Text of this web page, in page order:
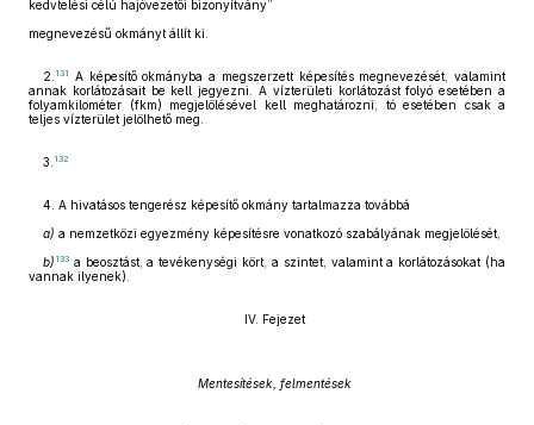
kedvtelési célú hajóvezetői bizonyítvány”
megnevezésű okmányt állít ki.
2. 131
A képesítő okmányba a megszerzett képesítés megnevezését, valamint
annak korlátozásait be kell jegyezni. A vízterületi korlátozást folyó esetében a
folyamkilométer (fkm) megjelölésével kell meghatározni, tó esetében csak a
teljes vízterület jelölhető meg.
3. 132
4. A hivatásos tengerész képesítő okmány tartalmazza továbbá
a) a nemzetközi egyezmény képesítésre vonatkozó szabályának megjelölését,
b) 133 a beosztást, a tevékenységi kört, a szintet, valamint a korlátozásokat (ha
vannak ilyenek).
IV. Fejezet
Mentesítések, felmentések